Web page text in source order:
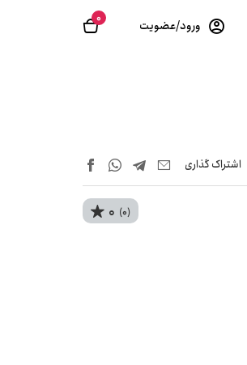
0 ورود/عضویت
اشتراک‌ گذاری
0 (0)